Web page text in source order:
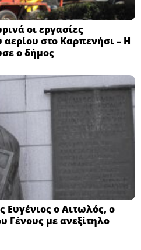
οι εργασίες
στο Καρπενήσι – Η
ο δήμος
Ευγένιος ο Αιτωλός, ο
Γένους με ανεξίτηλο